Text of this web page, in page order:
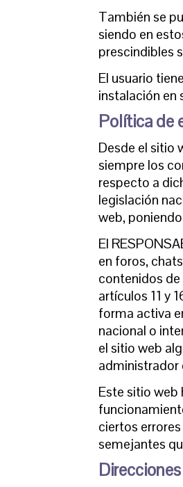
También se
siendo en
prescindibles
El usuario
instalación en
Política de
Desde el sitio
siempre los
respecto a
legislación
web,
El
en foros,
contenidos de
artículos 11 y
forma activa
nacional o
el sitio web
administrador
Este sitio web
ciertos
semejantes